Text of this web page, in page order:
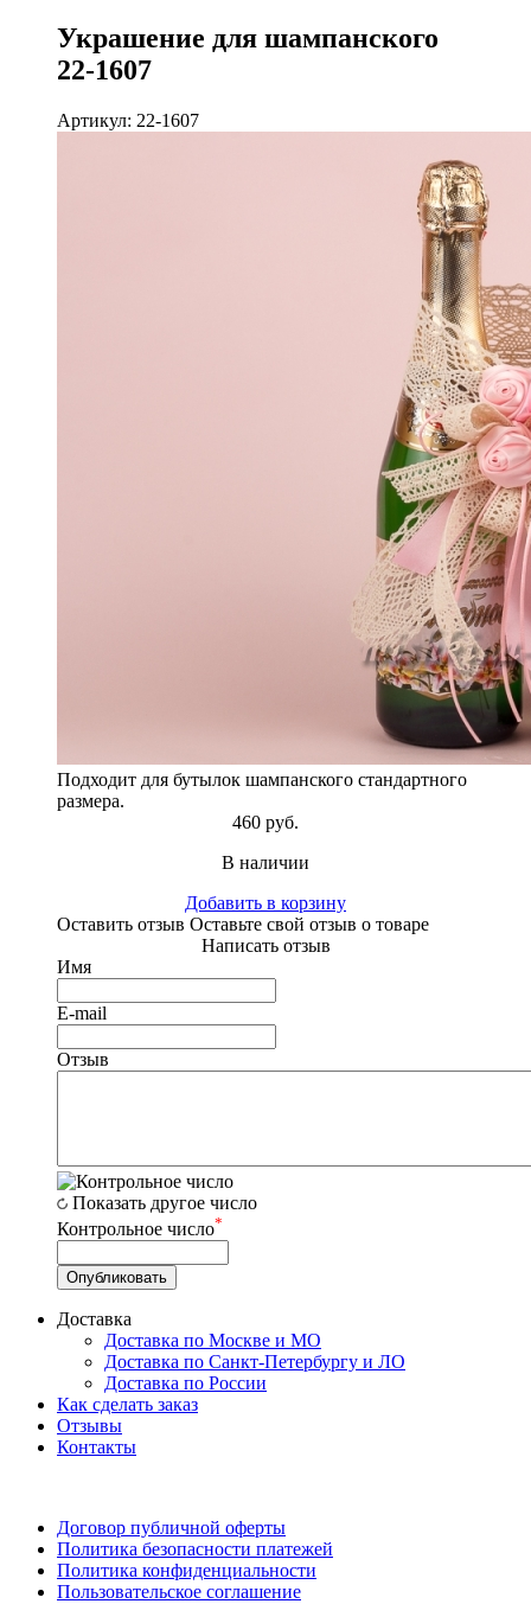
Украшение для шампанского
22-1607
Артикул: 22-1607
Подходит для бутылок шампанского стандартного
размера.
460 руб.
В наличии
Добавить в корзину
Оставить отзыв Оставьте свой отзыв о товаре
Написать отзыв
Имя
E-mail
Отзыв
Показать другое число
Контрольное число*
Доставка
Доставка по Москве и МО
Доставка по Санкт-Петербургу и ЛО
Доставка по России
Как сделать заказ
Отзывы
Контакты
Договор публичной оферты
Политика безопасности платежей
Политика конфиденциальности
Пользовательское соглашение